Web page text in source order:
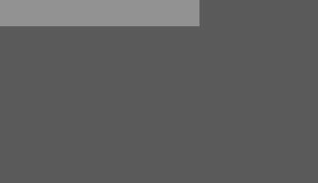
AM non potrà inoltre essere
in essa contenute.
di ciascun investitore. Si